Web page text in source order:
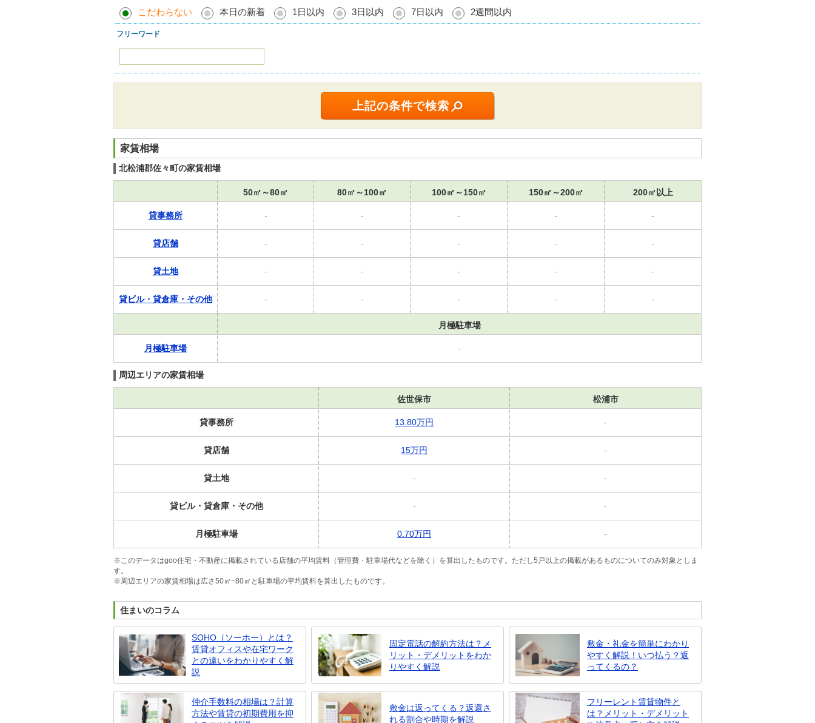
こだわらない 本日の新着 1日以内 3日以内 7日以内 2週間以内
フリーワード
家賃相場
北松浦郡佐々町の家賃相場
50㎡～80㎡ 80㎡～100㎡ 100㎡～150㎡ 150㎡～200㎡ 200㎡以上
貸事務所 - - - - -
貸店舗 - - - - -
貸土地 - - - - -
貸ビル・貸倉庫・その他 - - - - -
月極駐車場
月極駐車場 -
周辺エリアの家賃相場
佐世保市 松浦市
貸事務所 13.80万円 -
貸店舗 15万円 -
貸土地 - -
貸ビル・貸倉庫・その他 - -
月極駐車場 0.70万円 -
※このデータはgoo住宅・不動産に掲載されている店舗の平均賃料（管理費・駐車場代などを除く）を算出したものです。ただし5戸以上の掲載があるものについてのみ対象としま
す。
※周辺エリアの家賃相場は広さ50㎡~80㎡と駐車場の平均賃料を算出したものです。
住まいのコラム
SOHO（ソーホー）とは？
賃貸オフィスや在宅ワーク
との違いをわかりやすく解
説
固定電話の解約方法は？メ
リット・デメリットをわか
りやすく解説
敷金・礼金を簡単にわかり
やすく解説！いつ払う？返
ってくるの？
仲介手数料の相場は？計算
方法や賃貸の初期費用を抑
敷金は返ってくる？返還さ
れる割合や時期を解説
フリーレント賃貸物件と
は？メリット・デメリット